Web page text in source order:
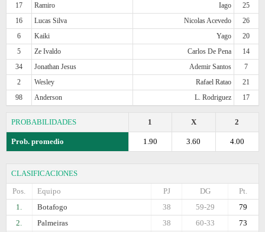
17
Ramiro Iago
25
16
Lucas Silva Nicolas Acevedo
26
6
Kaiki Yago
20
5
Ze Ivaldo Carlos De Pena
14
34
Jonathan Jesus Ademir Santos
7
2
Wesley Rafael Ratao
21
98
Anderson L. Rodriguez 17
PROBABILIDADES 2
X
1
Prob. promedio 4.00
3.60
1.90
CLASIFICACIONES
Pos.
Equipo Pt.
DG
PJ
1.
Botafogo 79
59-29
38
2.
Palmeiras 73
60-33
38